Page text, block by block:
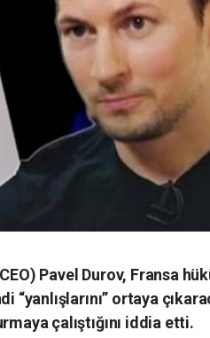
Pavel Durov, Fransa
ortaya
çalıştığını iddia etti.